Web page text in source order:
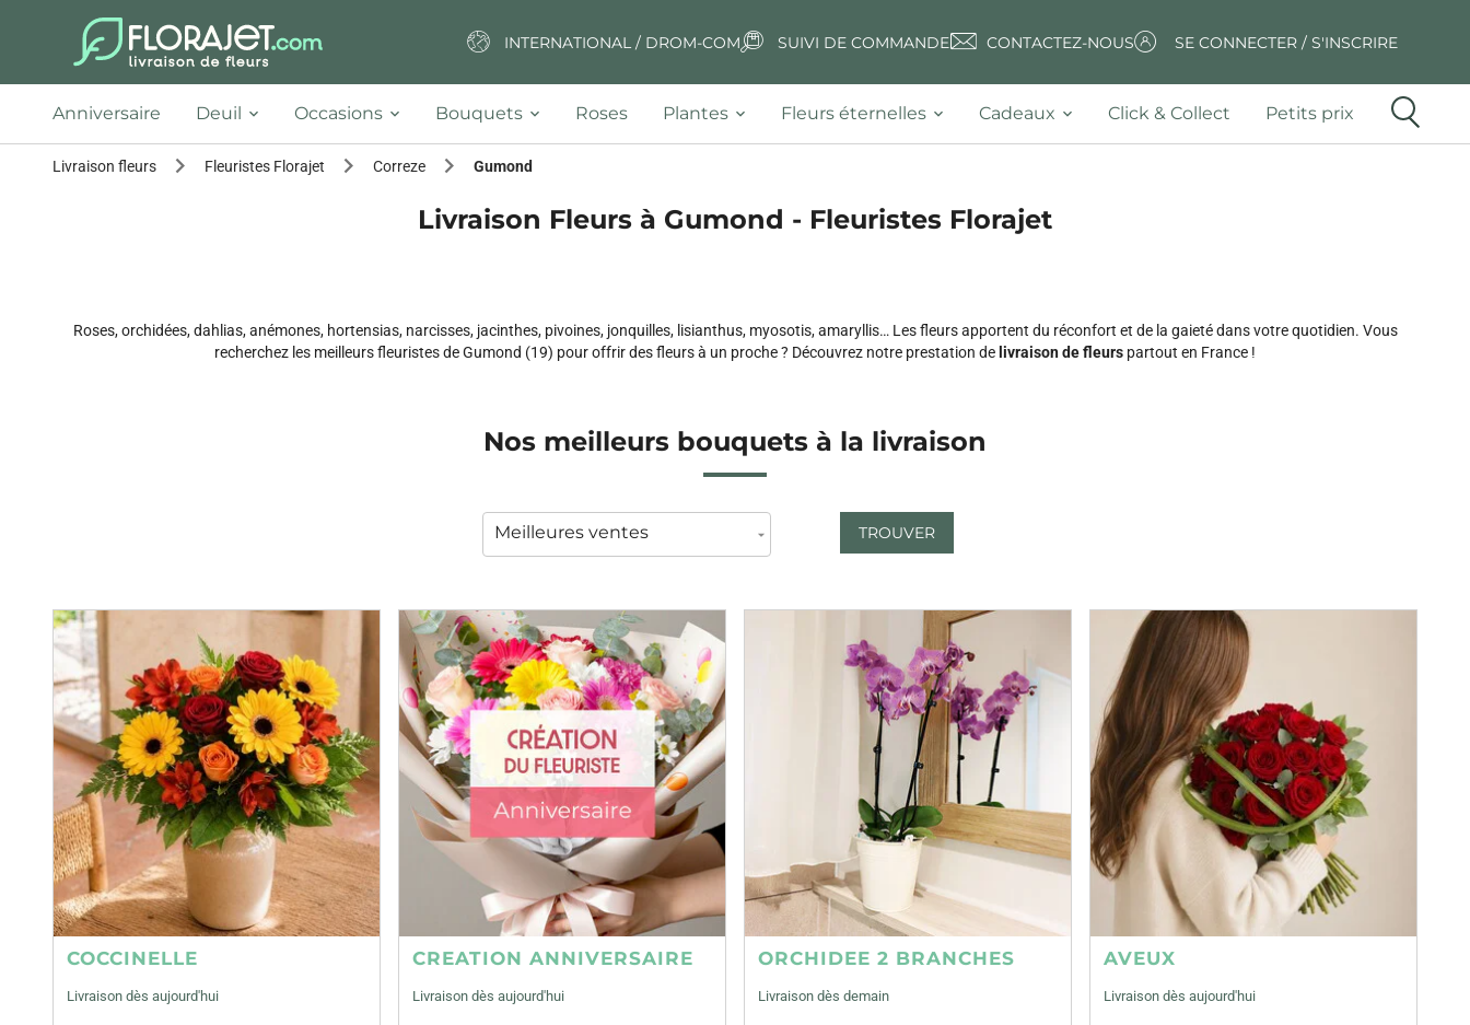
INTERNATIONAL / DROM-COM SUIVI DE COMMANDE CONTACTEZ-NOUS SE CONNECTER / S'INSCRIRE
Anniversaire Deuil Occasions Bouquets Roses Plantes Fleurs éternelles Cadeaux Click & Collect Petits prix
Livraison fleurs Fleuristes Florajet Correze Gumond
Livraison Fleurs à Gumond - Fleuristes Florajet
Roses, orchidées, dahlias, anémones, hortensias, narcisses, jacinthes, pivoines, jonquilles, lisianthus, myosotis, amaryllis… Les fleurs apportent du réconfort et de la gaieté dans votre quotidien. Vous
recherchez les meilleurs fleuristes de Gumond (19) pour offrir des fleurs à un proche ? Découvrez notre prestation de livraison de fleurs partout en France !
Nos meilleurs bouquets à la livraison
TROUVER
COCCINELLE
Livraison dès aujourd'hui
CREATION ANNIVERSAIRE
Livraison dès aujourd'hui
ORCHIDEE 2 BRANCHES
Livraison dès demain
AVEUX
Livraison dès aujourd'hui